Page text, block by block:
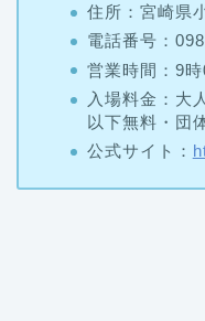
住所：宮崎県
電話番号：
営業時間：9
入場料金：大
以下無料・団
公式サイト：